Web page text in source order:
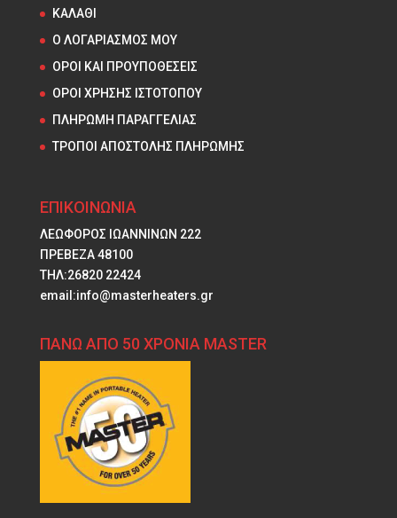
ΚΑΛΑΘΙ
Ο ΛΟΓΑΡΙΑΣΜΟΣ ΜΟΥ
ΟΡΟΙ ΚΑΙ ΠΡΟΥΠΟΘΕΣΕΙΣ
ΟΡΟΙ ΧΡΗΣΗΣ ΙΣΤΟΤΟΠΟΥ
ΠΛΗΡΩΜΗ ΠΑΡΑΓΓΕΛΙΑΣ
ΤΡΟΠΟΙ ΑΠΟΣΤΟΛΗΣ ΠΛΗΡΩΜΗΣ
ΕΠΙΚΟΙΝΩΝΙΑ
ΛΕΩΦΟΡΟΣ ΙΩΑΝΝΙΝΩΝ 222
ΠΡΕΒΕΖΑ 48100
ΤΗΛ:26820 22424
email:info@masterheaters.gr
ΠΑΝΩ ΑΠΟ 50 ΧΡΟΝΙΑ MASTER